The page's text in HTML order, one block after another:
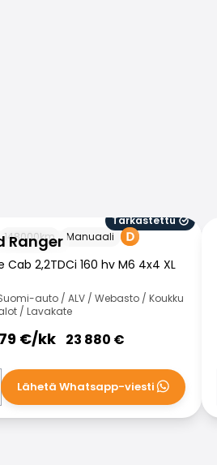
Ranger
Tarkastettu
148000km Manuaali
Cab 2,2TDCi 160 hv M6 4x4 XL
auto / ALV / Webasto / Koukku
/ Lavakate
€/kk 23 880 €
WhatsApp
Lähetä Whatsapp-viesti